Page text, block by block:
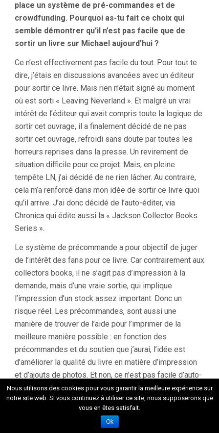
place un système de pré-commandes et de
crowdfunding. Pourquoi as-tu fait ce choix qui
semble démontrer qu’il n’est pas facile que de
sortir un livre sur Michael aujourd’hui ?
Ce n’est effectivement pas facile du tout. Pour tout te
dire, j’étais en discussions avancées avec un éditeur
pour sortir ce livre. Mais rien n’était signé au moment
où est sorti « Leaving Neverland ». Et malgré un vrai
intérêt de l’éditeur qui avait compris toute la logique de
sortir cet ouvrage, il a finalement décidé de ne pas
sortir cet ouvrage, refroidi sans doute par toutes les
horreurs reprises dans la presse. Un revirement de
situation difficile pour ce projet. Mais, en pleine
tempête LN, j’ai décidé de ne rien lâcher. Au contraire,
cela m’a renforcé dans mon idée de sortir ce livre quoi
qu’il arrive. J’ai donc décidé de l’auto-éditer, via
Chronica qui édite aussi la « Jackson Collector Books
Series ».
Le système de précommande a pour objectif de juger
de l’intérêt des fans pour ce livre. Car contrairement aux
collectors books, il ne s’agit pas d’impression à la
demande, mais d’une vraie sortie, qui implique
l’impression d’un stock assez important. Donc un
risque réel. Les précommandes, sont aussi une
manière de trouver de l’aide pour l’imprimer de la
meilleure manière possible : en fonction des
précommandes et du soutien que j’aurai, l’idée est
d’améliorer la qualité du livre en matière d’impression
et d’ajouts de photos. Et non, ce n’est pas facile d’auto-
éditer un ouvrage. Surtout aussi spécifique. Parce que
comme on parle de la Belgique dès le titre… certains
Français pourraient penser que ce n’est pas pour eux…
Nous utilisons des cookies pour vous garantir la meilleure expérience sur
notre site web. Si vous continuez à utiliser ce site, nous supposerons que
vous en êtes satisfait.
Ok